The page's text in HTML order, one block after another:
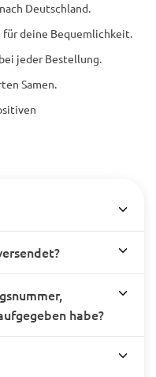
Deutschland.
für deine Bequemlichkeit.
jeder Bestellung.
Samen.
habe?